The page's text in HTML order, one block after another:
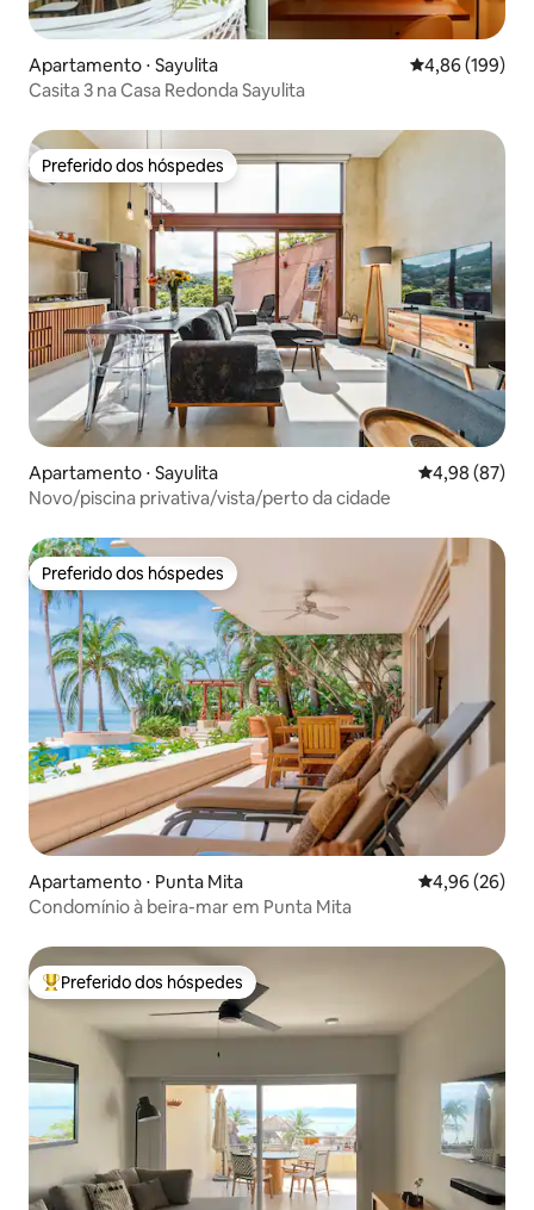
Apartamento ⋅ Sayulita 4,86 de uma
4,86 (199)
Casita 3 na Casa Redonda Sayulita
Preferido dos hóspedes
Preferido dos hóspedes
Apartamento ⋅ Sayulita 4,98 de uma
4,98 (87)
Novo/piscina privativa/vista/perto da cidade
Preferido dos hóspedes
Preferido dos hóspedes
Apartamento ⋅ Punta Mita 4,96 de uma
4,96 (26)
Condomínio à beira-mar em Punta Mita
Entre os melhores preferidos dos hóspedes
Preferido dos hóspedes